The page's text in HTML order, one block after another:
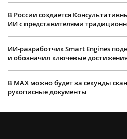
В России создается
ИИ с представителями
ИИ-разработчик Smart Engines
и обозначил ключевые
В MAX можно будет за секунды
рукописные документы